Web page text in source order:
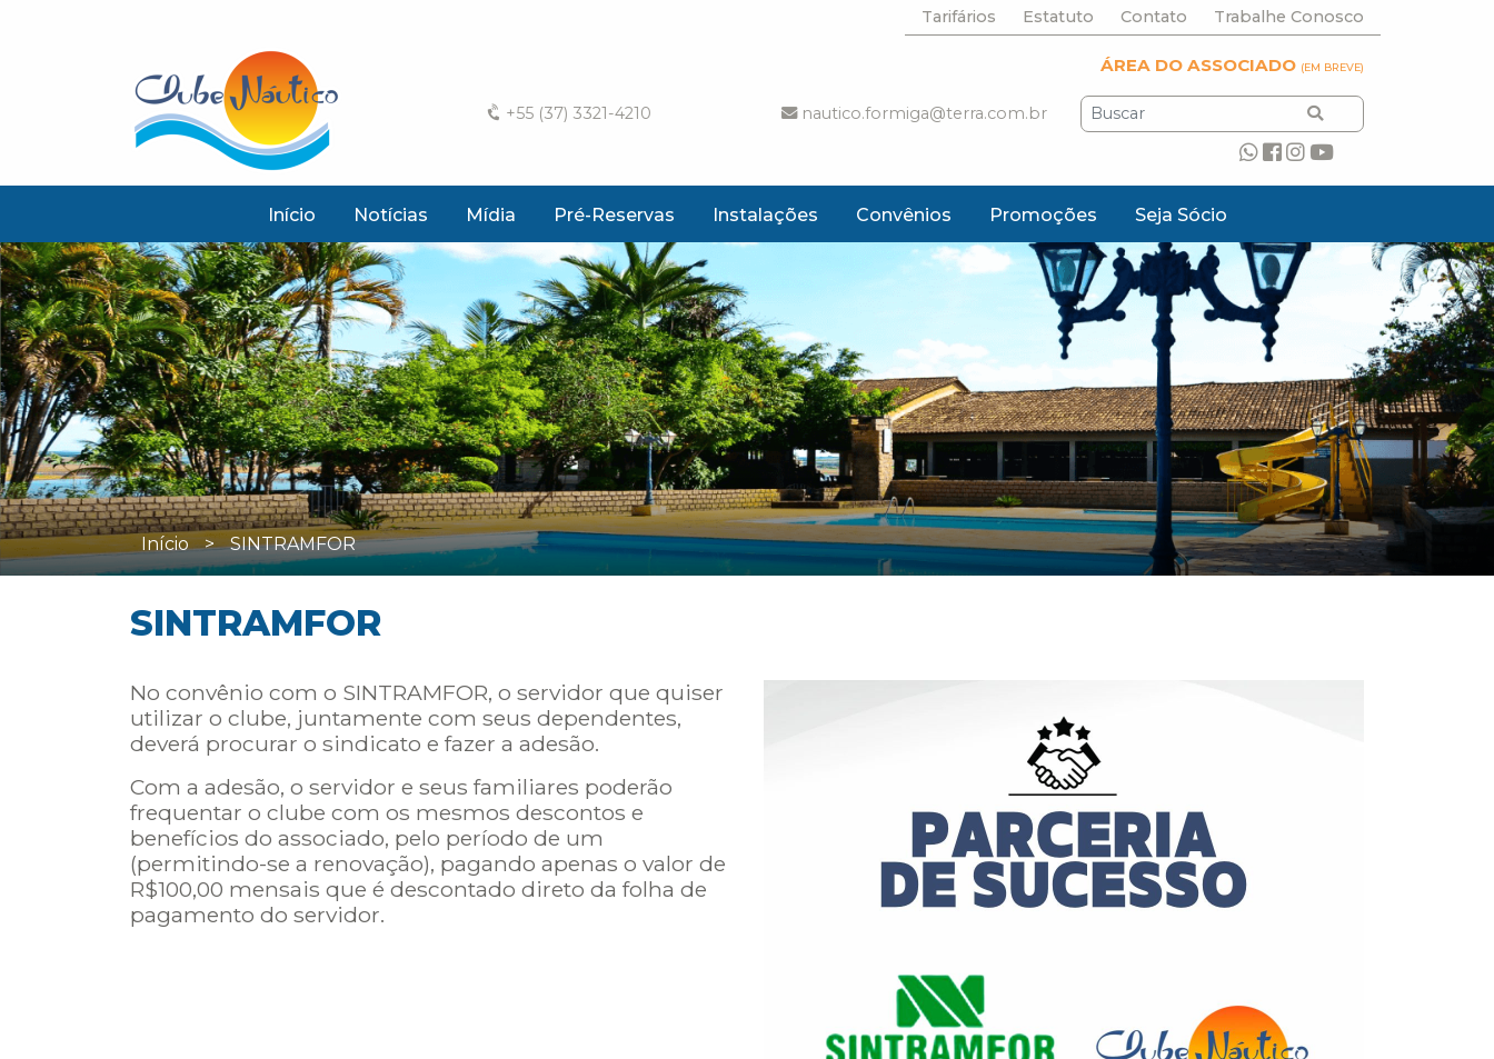
Tarifários Estatuto Contato Trabalhe Conosco
ÁREA DO ASSOCIADO (EM BREVE)
+55 (37) 3321-4210 nautico.formiga@terra.com.br
Início Notícias Mídia Pré-Reservas Instalações Convênios Promoções Seja Sócio
Início > SINTRAMFOR
SINTRAMFOR
No convênio com o SINTRAMFOR, o servidor que quiser
utilizar o clube, juntamente com seus dependentes,
deverá procurar o sindicato e fazer a adesão.
Com a adesão, o servidor e seus familiares poderão
frequentar o clube com os mesmos descontos e
benefícios do associado, pelo período de um
(permitindo-se a renovação), pagando apenas o valor de
R$100,00 mensais que é descontado direto da folha de
pagamento do servidor.